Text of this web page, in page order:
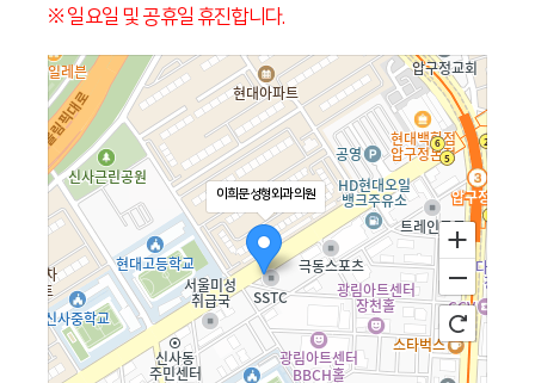
※ 일요일 및 공휴일 휴진합니다.
이희문성형외과의원